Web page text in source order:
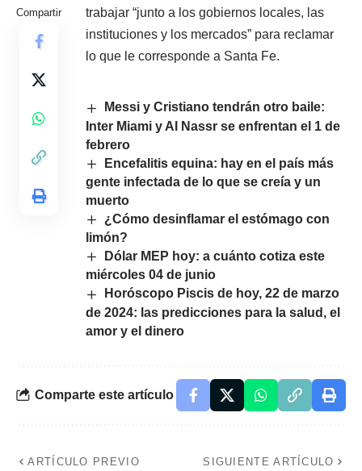
Compartir
trabajar “junto a los gobiernos locales, las
instituciones y los mercados” para reclamar
lo que le corresponde a Santa Fe.
Messi y Cristiano tendrán otro baile:
Inter Miami y Al Nassr se enfrentan el 1 de
febrero
Encefalitis equina: hay en el país más
gente infectada de lo que se creía y un
muerto
¿Cómo desinflamar el estómago con
limón?
Dólar MEP hoy: a cuánto cotiza este
miércoles 04 de junio
Horóscopo Piscis de hoy, 22 de marzo
de 2024: las predicciones para la salud, el
amor y el dinero
Comparte este artículo
ARTÍCULO PREVIO SIGUIENTE ARTÍCULO